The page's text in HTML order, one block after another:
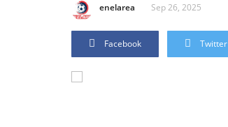
enelarea Sep 26, 2025
Facebook Twitter